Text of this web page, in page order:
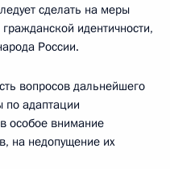
сделать на меры
идентичности,
России.
вопросов дальнейшего
по адаптации
особое внимание
на недопущение их